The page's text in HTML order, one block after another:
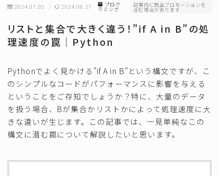
プログラミング
機械学習
その他
2024.07.05 2024.08.27 プログ
ラミング
記事内に商品プロモーションを
含む場合があります
リストと集合で大きく違う！”if A in B”の処
理速度の罠｜Python
Pythonでよく見かける”if A in B”という構文ですが、こ
のシンプルなコードがパフォーマンスに影響を与える
ということをご存知でしょうか？特に、大量のデータ
を扱う場合、Bが集合かリストかによって処理速度に大
きな違いが生じます。この記事では、一見単純なこの
構文に潜む罠について解説したいと思います。